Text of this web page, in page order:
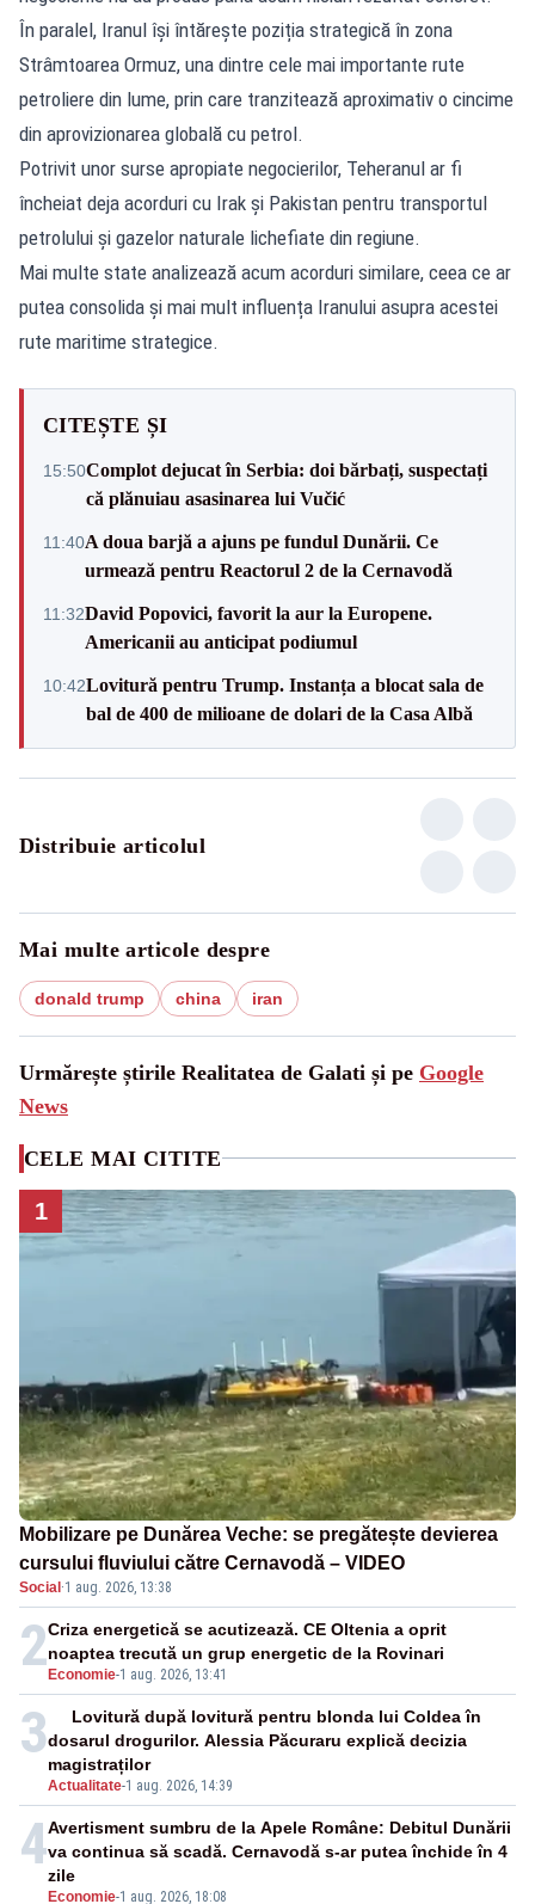
În paralel, Iranul își întărește poziția strategică în zona
Strâmtoarea Ormuz, una dintre cele mai importante rute
petroliere din lume, prin care tranzitează aproximativ o cincime
din aprovizionarea globală cu petrol.
Potrivit unor surse apropiate negocierilor, Teheranul ar fi
încheiat deja acorduri cu Irak și Pakistan pentru transportul
petrolului și gazelor naturale lichefiate din regiune.
Mai multe state analizează acum acorduri similare, ceea ce ar
putea consolida și mai mult influența Iranului asupra acestei
rute maritime strategice.
CITEȘTE ȘI
15:50Complot dejucat în Serbia: doi bărbați, suspectați
că plănuiau asasinarea lui Vučić
11:40A doua barjă a ajuns pe fundul Dunării. Ce
urmează pentru Reactorul 2 de la Cernavodă
11:32David Popovici, favorit la aur la Europene.
Americanii au anticipat podiumul
10:42Lovitură pentru Trump. Instanța a blocat sala de
bal de 400 de milioane de dolari de la Casa Albă
Distribuie articolul
Mai multe articole despre
donald trump china iran
Urmărește știrile Realitatea de Galati și pe Google
News
CELE MAI CITITE
1
Mobilizare pe Dunărea Veche: se pregătește devierea
cursului fluviului către Cernavodă – VIDEO
Social ·1 aug. 2026, 13:38
2 Economie-1 aug. 2026, 13:41
Criza energetică se acutizează. CE Oltenia a oprit
noaptea trecută un grup energetic de la Rovinari
3
Actualitate-1 aug. 2026, 14:39
Lovitură după lovitură pentru blonda lui Coldea în
dosarul drogurilor. Alessia Păcuraru explică decizia
magistraților
4
Economie-1 aug. 2026, 18:08
Avertisment sumbru de la Apele Române: Debitul Dunării
va continua să scadă. Cernavodă s-ar putea închide în 4
zile